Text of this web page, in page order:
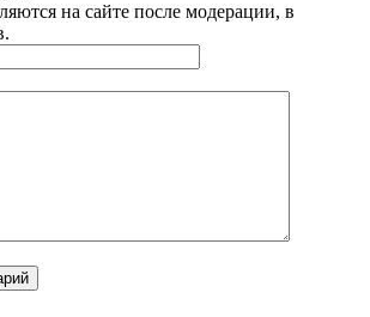
на сайте после модерации, в